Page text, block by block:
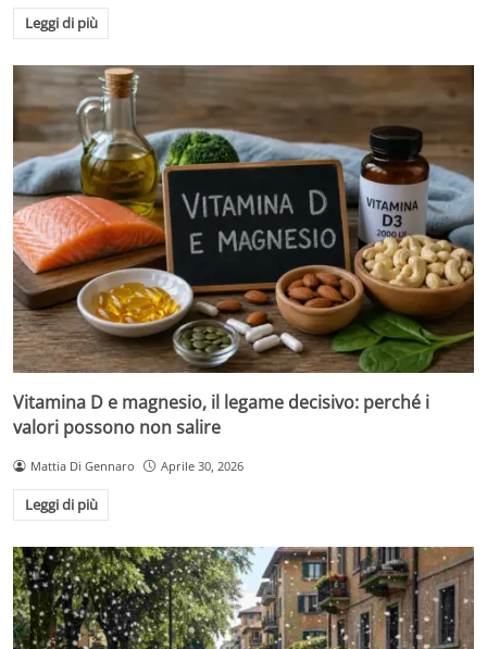
Leggi di più
Vitamina D e magnesio, il legame decisivo: perché i
valori possono non salire
Mattia Di Gennaro Aprile 30, 2026
Leggi di più